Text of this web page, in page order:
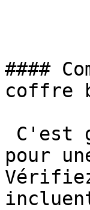
####
coffre
pour